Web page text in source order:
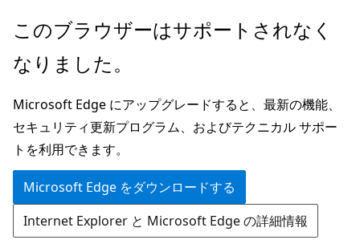
メ
ン
ン
テ
ン
ツ
に
ス
このブラウザーはサポートされなく
なりました。
Microsoft Edge にアップグレードすると、最新の機能、
セキュリティ更新プログラム、およびテクニカル サポー
トを利用できます。
Microsoft Edge をダウンロードする
Internet Explorer と Microsoft Edge の詳細情報